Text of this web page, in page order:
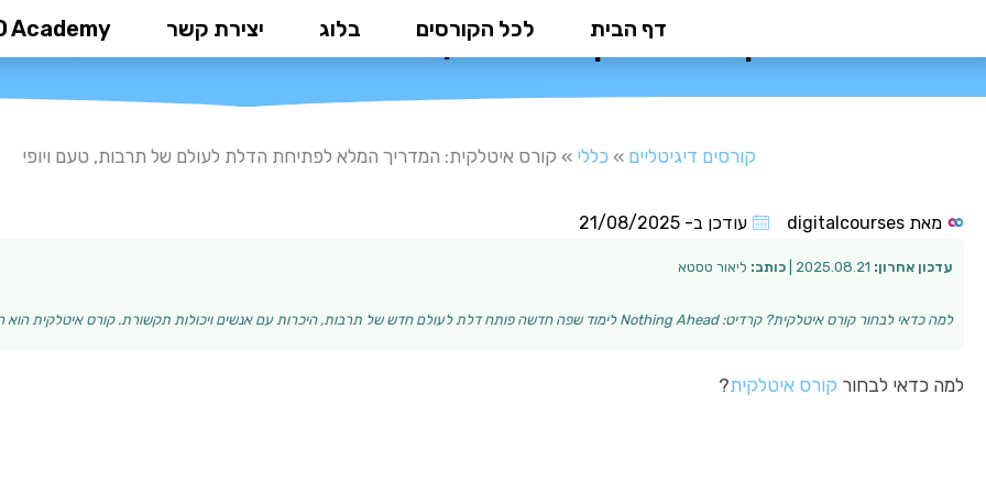
דף הבית לכל הקורסים בלוג יצירת קשר Academy
קורס איטלקית: המדריך המלא לפתיחת הדלת לעולם
קורסים דיגיטליים » כללי » קורס איטלקית: המדריך המלא לפתיחת הדלת לעולם של תרבות, טעם ויופי
מאת עודכן ב- 21/08/2025
עדכון אחרון: כותב: ליאור טסטא
למה כדאי לבחור קורס איטלקית? קרדיט: Nothing Ahead לימוד שפה חדשה פותח דלת לעולם חדש של תרבות, היכרות עם אנשים ויכולות תקשורת. קורס איטלקית הוא השקעה ב…
למה כדאי לבחור קורס איטלקית?